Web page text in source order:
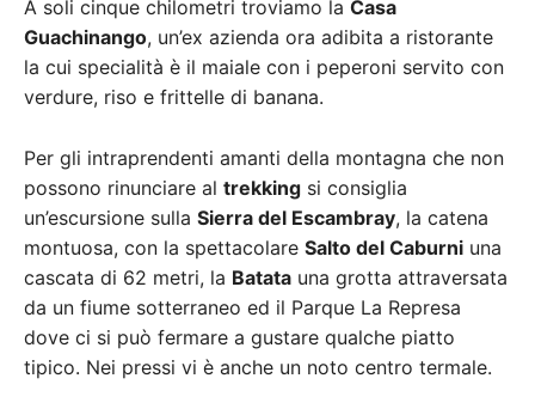
A soli cinque chilometri troviamo la Casa
Guachinango, un’ex azienda ora adibita a ristorante
la cui specialità è il maiale con i peperoni servito con
verdure, riso e frittelle di banana.
Per gli intraprendenti amanti della montagna che non
possono rinunciare al trekking si consiglia
un’escursione sulla Sierra del Escambray, la catena
montuosa, con la spettacolare Salto del Caburni una
cascata di 62 metri, la Batata una grotta attraversata
da un fiume sotterraneo ed il Parque La Represa
dove ci si può fermare a gustare qualche piatto
tipico. Nei pressi vi è anche un noto centro termale.